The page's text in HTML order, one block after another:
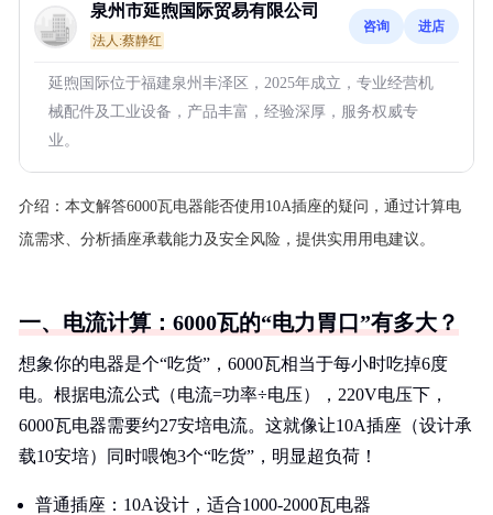
泉州市延煦国际贸易有限公司
法人:蔡静红
咨询 进店
延煦国际位于福建泉州丰泽区，2025年成立，专业经营机
械配件及工业设备，产品丰富，经验深厚，服务权威专
业。
介绍： 本文解答6000瓦电器能否使用10A插座的疑问，通过计算电
流需求、分析插座承载能力及安全风险，提供实用用电建议。
一、电流计算：6000瓦的“电力胃口”有多大？
想象你的电器是个“吃货”，6000瓦相当于每小时吃掉6度
电。根据电流公式（电流=功率÷电压），220V电压下，
6000瓦电器需要约27安培电流。这就像让10A插座（设计承
载10安培）同时喂饱3个“吃货”，明显超负荷！
普通插座：10A设计，适合1000-2000瓦电器